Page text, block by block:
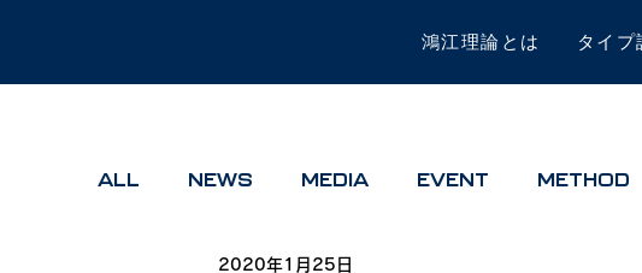
鴻江理論とは タイプ
ALL NEWS MEDIA EVENT METHOD
2020年1月25日